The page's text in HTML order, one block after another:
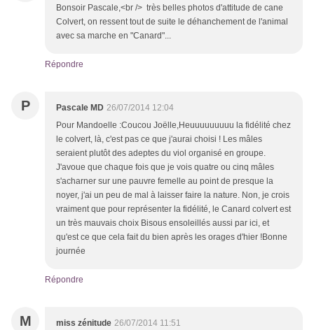
Bonsoir Pascale,<br /> très belles photos d'attitude de cane
Colvert, on ressent tout de suite le déhanchement de l'animal
avec sa marche en "Canard"...
Répondre
P Pascale MD 26/07/2014 12:04
Pour Mandoelle :Coucou Joëlle,Heuuuuuuuuu la fidélité chez
le colvert, là, c'est pas ce que j'aurai choisi ! Les mâles
seraient plutôt des adeptes du viol organisé en groupe.
J'avoue que chaque fois que je vois quatre ou cinq mâles
s'acharner sur une pauvre femelle au point de presque la
noyer, j'ai un peu de mal à laisser faire la nature. Non, je crois
vraiment que pour représenter la fidélité, le Canard colvert est
un très mauvais choix Bisous ensoleillés aussi par ici, et
qu'est ce que cela fait du bien après les orages d'hier !Bonne
journée
Répondre
M miss zénitude 26/07/2014 11:51